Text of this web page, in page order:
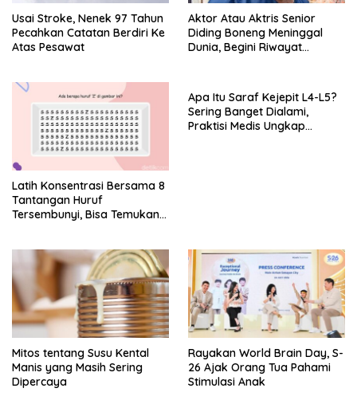
Usai Stroke, Nenek 97 Tahun
Pecahkan Catatan Berdiri Ke
Atas Pesawat
Aktor Atau Aktris Senior
Diding Boneng Meninggal
Dunia, Begini Riwayat
Latih Konsentrasi Bersama 8
Tantangan Huruf
Tersembunyi, Bisa Temukan
Apa Itu Saraf Kejepit L4-L5?
Sering Banget Dialami,
Praktisi Medis Ungkap
Mitos tentang Susu Kental
Manis yang Masih Sering
Dipercaya
Rayakan World Brain Day, S-
26 Ajak Orang Tua Pahami
Stimulasi Anak